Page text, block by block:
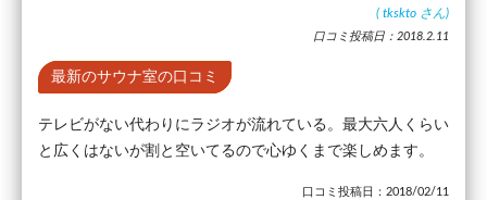
( tkskto さん)
口コミ投稿日：2018.2.11
最新のサウナ室の口コミ
テレビがない代わりにラジオが流れている。最大六人くらい
と広くはないが割と空いてるので心ゆくまで楽しめます。
口コミ投稿日：2018/02/11